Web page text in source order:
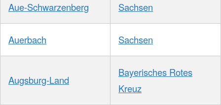
Aue-Schwarzenberg Sachsen
Auerbach Sachsen
Augsburg-Land
Bayerisches Rotes
Kreuz